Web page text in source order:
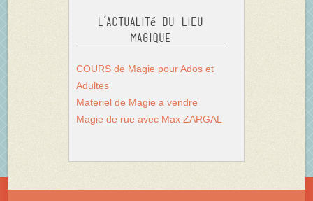
L’actualité du Lieu
Magique
COURS de Magie pour Ados et
Adultes
Materiel de Magie a vendre
Magie de rue avec Max ZARGAL